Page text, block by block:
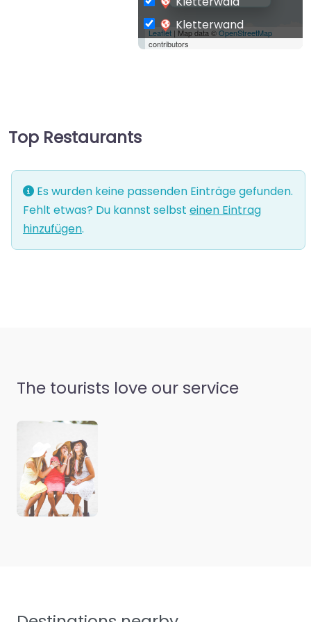
Leaflet| Map data ©OpenStreetMap
contributors
Kletterwand
Top Restaurants
Es wurden keine passenden Einträge gefunden.
Fehlt etwas? Du kannst selbst einen Eintrag
hinzufügen.
The tourists love our service